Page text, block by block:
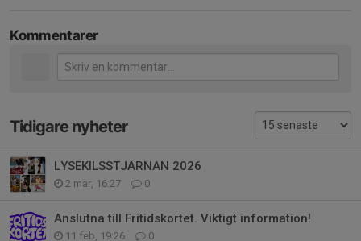
Kommentarer
Tidigare nyheter
LYSEKILSSTJÄRNAN 2026
2 mar, 16:27 0
Anslutna till Fritidskortet. Viktigt information!
11 feb, 19:26 0